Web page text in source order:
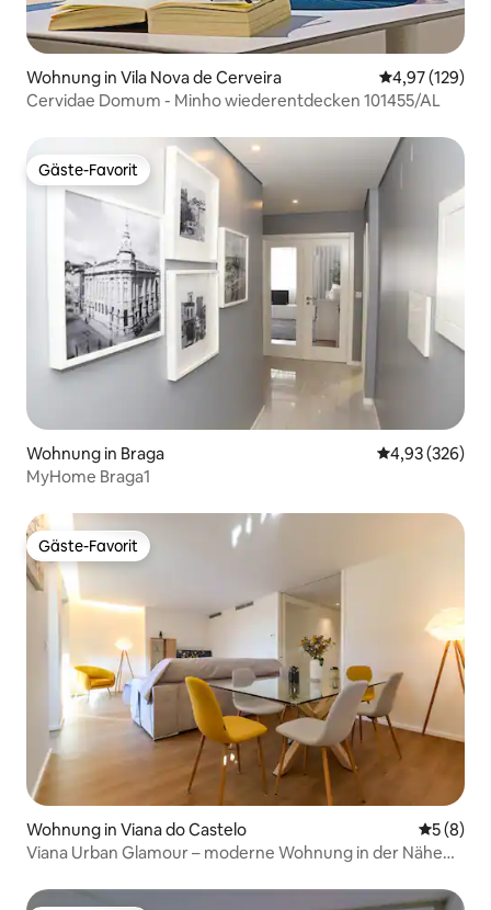
Wohnung in Vila Nova de Cerveira
4,97 (129)
Cervidae Domum - Minho wiederentdecken 101455/AL
Gäste-Favorit
Gäste-Favorit
Wohnung in Braga
4,93 (326)
MyHome Braga1
Gäste-Favorit
Gäste-Favorit
Wohnung in Viana do Castelo
5 (8)
Viana Urban Glamour – moderne Wohnung in der Nähe